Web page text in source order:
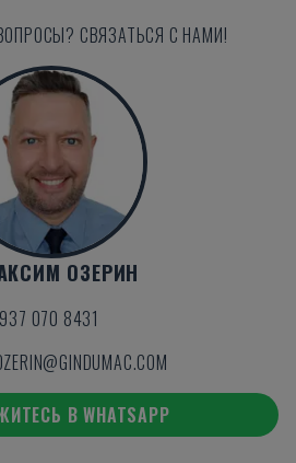
СВЯЗАТЬСЯ С НАМИ!
ОЗЕРИН
070 8431
В WHATSAPP